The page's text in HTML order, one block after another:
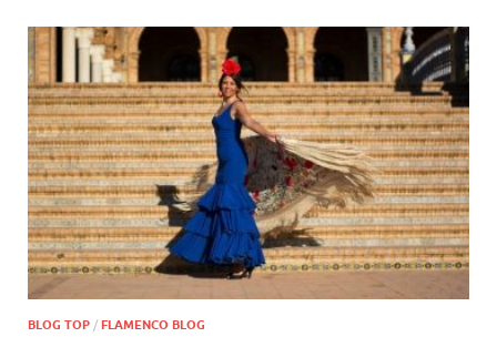
BLOG TOP / FLAMENCO BLOG